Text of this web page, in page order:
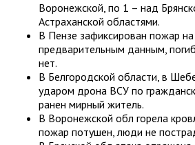
Воронежской, по 1 – над
Астраханской областями.
В Пензе зафиксирован пожар
предварительным данным,
нет.
В Белгородской области, в
ударом дрона ВСУ по
ранен мирный житель.
В Воронежской обл горела
пожар потушен, люди не